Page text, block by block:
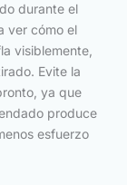
durante el
ver cómo el
visiblemente,
Evite la
ya que
produce
esfuerzo